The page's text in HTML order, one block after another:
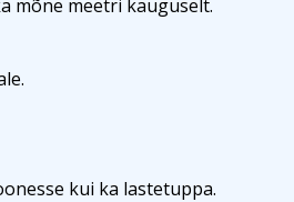
mõne meetri kauguselt.
kui ka lastetuppa.